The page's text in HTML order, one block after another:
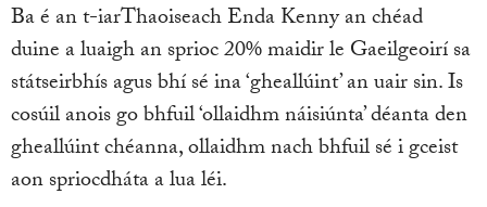
Ba é an t-iarThaoiseach Enda Kenny an chéad
duine a luaigh an sprioc 20% maidir le Gaeilgeoirí sa
státseirbhís agus bhí sé ina ‘gheallúint’ an uair sin. Is
cosúil anois go bhfuil ‘ollaidhm náisiúnta’ déanta den
gheallúint chéanna, ollaidhm nach bhfuil sé i gceist
aon spriocdháta a lua léi.